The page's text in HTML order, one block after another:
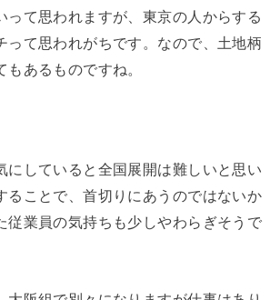
って思われますが、東京の人からする
って思われがちです。なので、土地柄
もあるものですね。
にしていると全国展開は難しいと思い
ることで、首切りにあうのではないか
従業員の気持ちも少しやわらぎそうで